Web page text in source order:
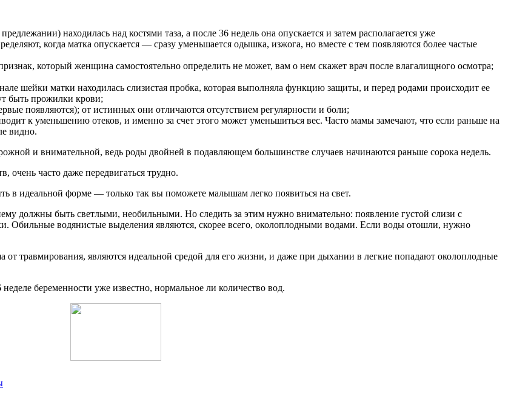
находилась над костями таза, а после 36 недель она опускается и затем располагается уже
когда матка опускается — сразу уменьшается одышка, изжога, но вместе с тем появляются более частые
который женщина самостоятельно определить не может, вам о нем скажет врач после влагалищного осмотра;
шейки матки находилась слизистая пробка, которая выполняла функцию защиты, и перед родами происходит ее
быть прожилки крови;
появляются); от истинных они отличаются отсутствием регулярности и боли;
к уменьшению отеков, и именно за счет этого может уменьшиться вес. Часто мамы замечают, что если раньше на
видно.
и внимательной, ведь роды двойней в подавляющем большинстве случаев начинаются раньше сорока недель.
очень часто даже передвигаться трудно.
в идеальной форме — только так вы поможете малышам легко появиться на свет.
должны быть светлыми, необильными. Но следить за этим нужно внимательно: появление густой слизи с
Обильные водянистые выделения являются, скорее всего, околоплодными водами. Если воды отошли, нужно
травмирования, являются идеальной средой для его жизни, и даже при дыхании в легкие попадают околоплодные
беременности уже известно, нормальное ли количество вод.